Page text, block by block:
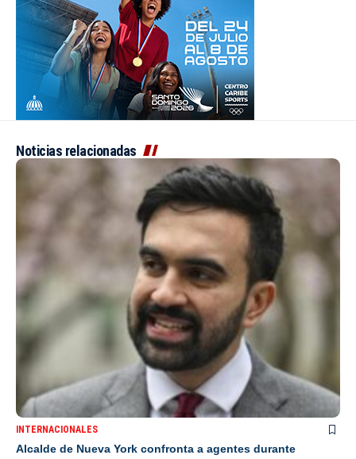
Noticias relacionadas
INTERNACIONALES
Alcalde de Nueva York confronta a agentes durante